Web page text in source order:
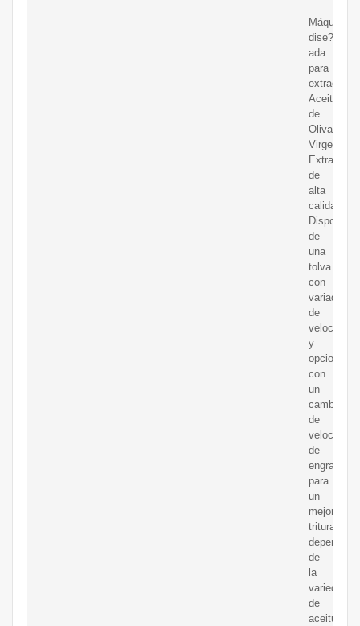
Máquina
dise?
ada
para
extraer
Aceite
de
Oliva
Virgen
Extra
de
alta
calidad.
Dispone
de
una
tolva
con
variador
de
velocidad,
y
con
un
cambio
de
velocidad
de
engranajes
para
un
mejor
triturado
de
la
variedad
de
aceituna